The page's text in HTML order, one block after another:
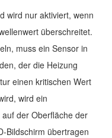
wird nur aktiviert, wenn
überschreitet.
muss ein Sensor in
der die Heizung
einen kritischen Wert
wird ein
der Oberfläche der
Bildschirm übertragen